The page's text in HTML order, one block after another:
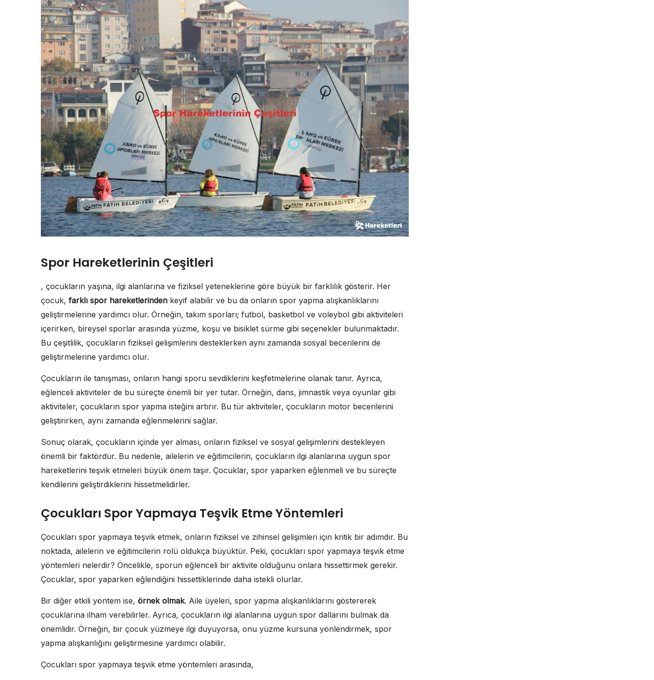
Spor Hareketlerinin Çeşitleri
, çocukların yaşına, ilgi alanlarına ve fiziksel yeteneklerine göre büyük bir farklılık gösterir. Her
çocuk, farklı spor hareketlerinden keyif alabilir ve bu da onların spor yapma alışkanlıklarını
geliştirmelerine yardımcı olur. Örneğin, takım sporları; futbol, basketbol ve voleybol gibi aktiviteleri
içerirken, bireysel sporlar arasında yüzme, koşu ve bisiklet sürme gibi seçenekler bulunmaktadır.
Bu çeşitlilik, çocukların fiziksel gelişimlerini desteklerken aynı zamanda sosyal becerilerini de
geliştirmelerine yardımcı olur.
Çocukların ile tanışması, onların hangi sporu sevdiklerini keşfetmelerine olanak tanır. Ayrıca,
eğlenceli aktiviteler de bu süreçte önemli bir yer tutar. Örneğin, dans, jimnastik veya oyunlar gibi
aktiviteler, çocukların spor yapma isteğini artırır. Bu tür aktiviteler, çocukların motor becerilerini
geliştirirken, aynı zamanda eğlenmelerini sağlar.
Sonuç olarak, çocukların içinde yer alması, onların fiziksel ve sosyal gelişimlerini destekleyen
önemli bir faktördür. Bu nedenle, ailelerin ve eğitimcilerin, çocukların ilgi alanlarına uygun spor
hareketlerini teşvik etmeleri büyük önem taşır. Çocuklar, spor yaparken eğlenmeli ve bu süreçte
kendilerini geliştirdiklerini hissetmelidirler.
Çocukları Spor Yapmaya Teşvik Etme Yöntemleri
Çocukları spor yapmaya teşvik etmek, onların fiziksel ve zihinsel gelişimleri için kritik bir adımdır. Bu
noktada, ailelerin ve eğitimcilerin rolü oldukça büyüktür. Peki, çocukları spor yapmaya teşvik etme
yöntemleri nelerdir? Öncelikle, sporun eğlenceli bir aktivite olduğunu onlara hissettirmek gerekir.
Çocuklar, spor yaparken eğlendiğini hissettiklerinde daha istekli olurlar.
Bir diğer etkili yöntem ise, örnek olmak. Aile üyeleri, spor yapma alışkanlıklarını göstererek
çocuklarına ilham verebilirler. Ayrıca, çocukların ilgi alanlarına uygun spor dallarını bulmak da
önemlidir. Örneğin, bir çocuk yüzmeye ilgi duyuyorsa, onu yüzme kursuna yönlendirmek, spor
yapma alışkanlığını geliştirmesine yardımcı olabilir.
Çocukları spor yapmaya teşvik etme yöntemleri arasında,